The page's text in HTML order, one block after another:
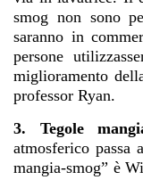
smog non sono
saranno in
persone
miglioramento
professor Ryan.
3. Tegole
atmosferico passa
mangia-smog” è